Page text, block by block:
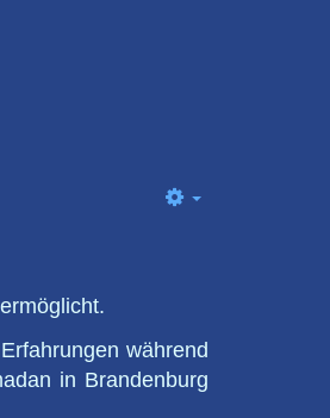
während
in Brandenburg